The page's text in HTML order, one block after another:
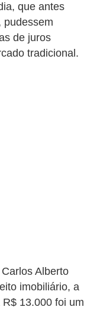
que antes
pudessem
de juros
tradicional.
Carlos Alberto
imobiliário, a
13.000 foi um